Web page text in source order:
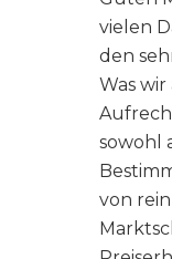
vielen
den
Was
sowohl
von